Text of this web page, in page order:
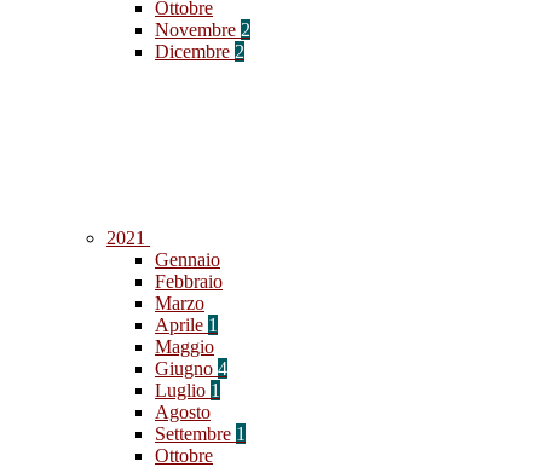
Ottobre
Novembre 2
Dicembre 2
2021
Gennaio
Febbraio
Marzo
Aprile 1
Maggio
Giugno 4
Luglio 1
Agosto
Settembre 1
Ottobre